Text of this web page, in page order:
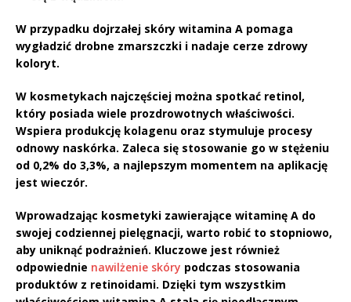
W przypadku dojrzałej skóry witamina A pomaga
wygładzić drobne zmarszczki i nadaje cerze zdrowy
koloryt.
W kosmetykach najczęściej można spotkać retinol,
który posiada wiele prozdrowotnych właściwości.
Wspiera produkcję kolagenu oraz stymuluje procesy
odnowy naskórka. Zaleca się stosowanie go w stężeniu
od 0,2% do 3,3%, a najlepszym momentem na aplikację
jest wieczór.
Wprowadzając kosmetyki zawierające witaminę A do
swojej codziennej pielęgnacji, warto robić to stopniowo,
aby uniknąć podrażnień. Kluczowe jest również
odpowiednie nawilżenie skóry podczas stosowania
produktów z retinoidami. Dzięki tym wszystkim